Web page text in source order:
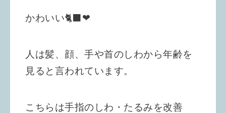
かわいい🐈‍⬛❤︎
人は髪、顔、手や首のしわから年齢を
見ると言われています。
こちらは手指のしわ・たるみを改善